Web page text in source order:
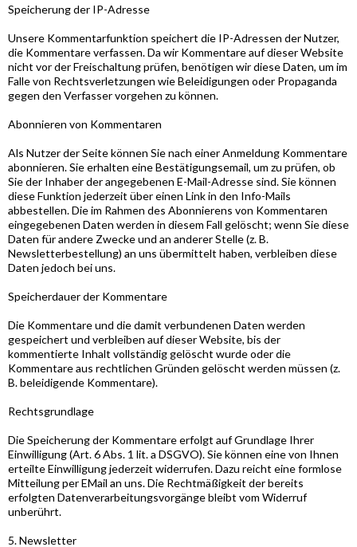
Speicherung der IP-Adresse
Unsere Kommentarfunktion speichert die IP-Adressen der Nutzer,
die Kommentare verfassen. Da wir Kommentare auf dieser Website
nicht vor der Freischaltung prüfen, benötigen wir diese Daten, um im
Falle von Rechtsverletzungen wie Beleidigungen oder Propaganda
gegen den Verfasser vorgehen zu können.
Abonnieren von Kommentaren
Als Nutzer der Seite können Sie nach einer Anmeldung Kommentare
abonnieren. Sie erhalten eine Bestätigungsemail, um zu prüfen, ob
Sie der Inhaber der angegebenen E-Mail-Adresse sind. Sie können
diese Funktion jederzeit über einen Link in den Info-Mails
abbestellen. Die im Rahmen des Abonnierens von Kommentaren
eingegebenen Daten werden in diesem Fall gelöscht; wenn Sie diese
Daten für andere Zwecke und an anderer Stelle (z. B.
Newsletterbestellung) an uns übermittelt haben, verbleiben diese
Daten jedoch bei uns.
Speicherdauer der Kommentare
Die Kommentare und die damit verbundenen Daten werden
gespeichert und verbleiben auf dieser Website, bis der
kommentierte Inhalt vollständig gelöscht wurde oder die
Kommentare aus rechtlichen Gründen gelöscht werden müssen (z.
B. beleidigende Kommentare).
Rechtsgrundlage
Die Speicherung der Kommentare erfolgt auf Grundlage Ihrer
Einwilligung (Art. 6 Abs. 1 lit. a DSGVO). Sie können eine von Ihnen
erteilte Einwilligung jederzeit widerrufen. Dazu reicht eine formlose
Mitteilung per EMail an uns. Die Rechtmäßigkeit der bereits
erfolgten Datenverarbeitungsvorgänge bleibt vom Widerruf
unberührt.
5. Newsletter